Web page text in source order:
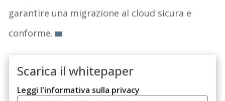
garantire una migrazione al cloud sicura e
conforme.
Scarica il whitepaper
Leggi l'informativa sulla privacy